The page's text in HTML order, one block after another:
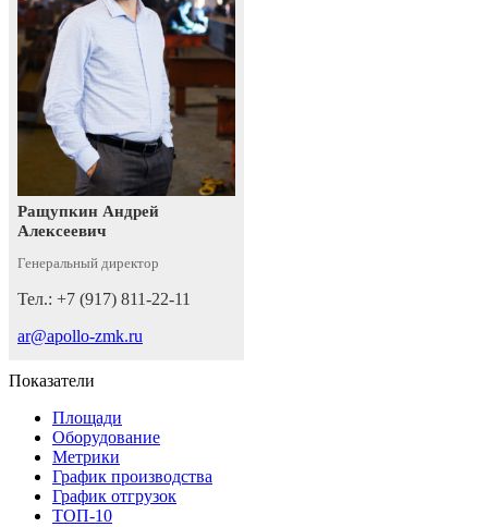
Ращупкин Андрей
Алексеевич
Генеральный директор
Тел.: +7 (917) 811-22-11
ar@apollo-zmk.ru
Показатели
Площади
Оборудование
Метрики
График производства
График отгрузок
ТОП-10